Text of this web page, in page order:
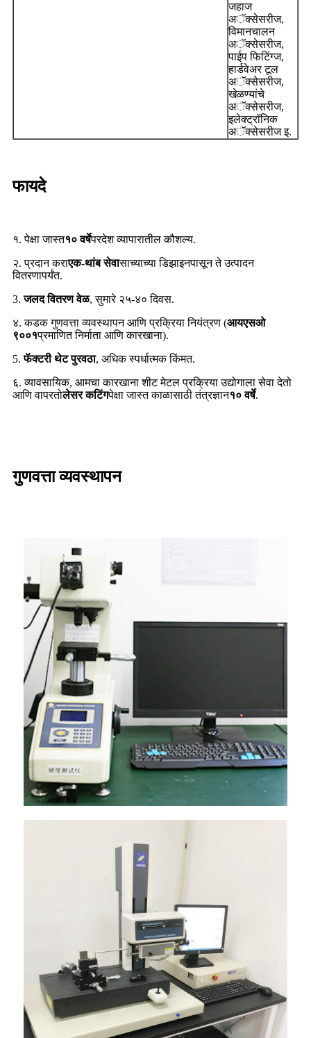
जहाज
अॅक्सेसरीज,
विमानचालन
अॅक्सेसरीज,
पाईप फिटिंग्ज,
हार्डवेअर टूल
अॅक्सेसरीज,
खेळण्यांचे
अॅक्सेसरीज,
इलेक्ट्रॉनिक
अॅक्सेसरीज इ.
फायदे
१. पेक्षा जास्त१० वर्षेपरदेश व्यापारातील कौशल्य.
२. प्रदान कराएक-थांब सेवासाच्याच्या डिझाइनपासून ते उत्पादन
वितरणापर्यंत.
3.जलद वितरण वेळ, सुमारे २५-४० दिवस.
४. कडक गुणवत्ता व्यवस्थापन आणि प्रक्रिया नियंत्रण (आयएसओ
९००१प्रमाणित निर्माता आणि कारखाना).
5.फॅक्टरी थेट पुरवठा, अधिक स्पर्धात्मक किंमत.
६. व्यावसायिक, आमचा कारखाना शीट मेटल प्रक्रिया उद्योगाला सेवा देतो
आणि वापरतोलेसर कटिंगपेक्षा जास्त काळासाठी तंत्रज्ञान१० वर्षे.
गुणवत्ता व्यवस्थापन